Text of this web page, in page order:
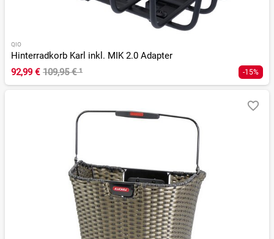
QIO
Hinterradkorb Karl inkl. MIK 2.0 Adapter
92,99 € 109,95 €¹ -15%